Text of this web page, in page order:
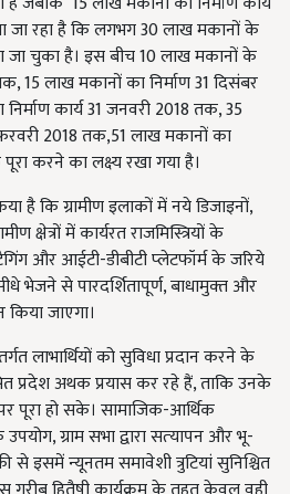
जा रहा है कि लगभग 30 लाख मकानों के
जा चुका है। इस बीच 10 लाख मकानों के
15 लाख मकानों का निर्माण 31 दिसंबर
कार्य 31 जनवरी 2018 तक, 35
2018 तक,51 लाख मकानों का
पूरा करने का लक्ष्य रखा गया है।
है कि ग्रामीण इलाकों में नये डिजाइनों,
क्षेत्रों में कार्यरत राजमिस्त्रियों के
और आईटी-डीबीटी प्‍लेटफॉर्म के जरिये
भेजने से पारदर्शितापूर्ण, बाधामुक्‍त और
किया जाएगा।
लाभार्थियों को सुविधा प्रदान करने के
प्रदेश अथक प्रयास कर रहे हैं, ताकि उनके
पूरा हो सके। सामाजिक-आर्थिक
ग्राम सभा द्वारा सत्‍यापन और भू-
से इसमें न्‍यूनतम समावेशी त्रुटियां सुनिश्चित